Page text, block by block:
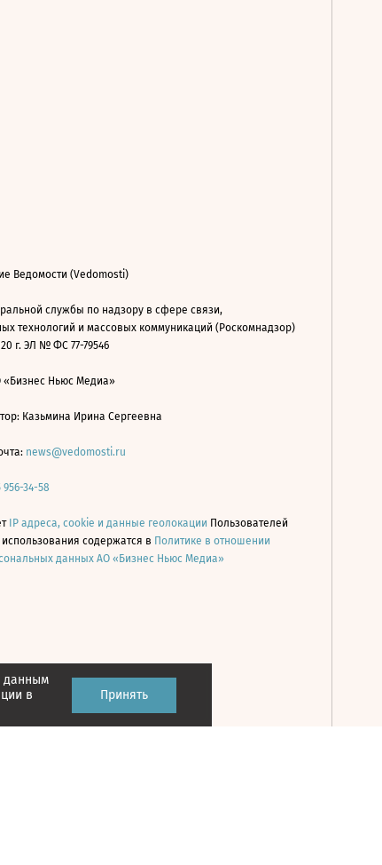
данным
в
Принять
Ведомости (Vedomosti)
службы по надзору в сфере связи,
технологий и массовых коммуникаций (Роскомнадзор)
г. ЭЛ № ФС 77-79546
«Бизнес Ньюс Медиа»
Казьмина Ирина Сергеевна
news@vedomosti.ru
956-34-58
IP адреса, cookie и данные геолокации Пользователей
содержатся в Политике в отношении
данных АО «Бизнес Ньюс Медиа»